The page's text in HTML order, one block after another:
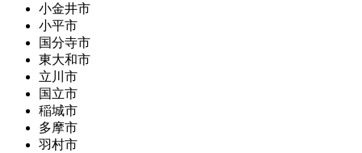
小金井市
小平市
国分寺市
東大和市
立川市
国立市
稲城市
多摩市
羽村市